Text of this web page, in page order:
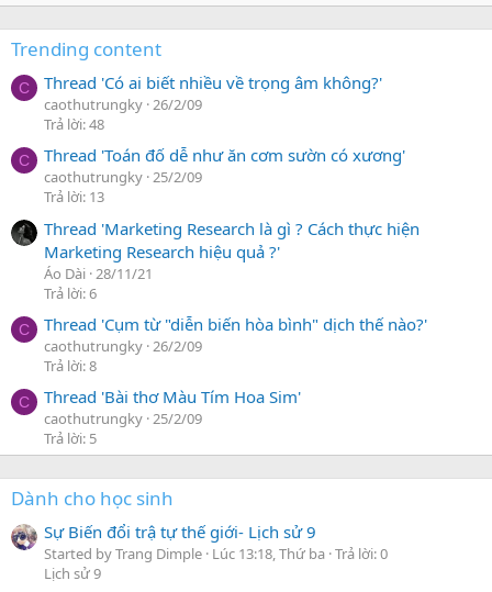
Trending content
C Thread 'Có ai biết nhiều về trọng âm không?'
caothutrungky 26/2/09
Trả lời: 48
C Thread 'Toán đố dễ như ăn cơm sườn có xương'
caothutrungky 25/2/09
Trả lời: 13
Thread 'Marketing Research là gì ? Cách thực hiện
Marketing Research hiệu quả ?'
Áo Dài 28/11/21
Trả lời: 6
C Thread 'Cụm từ "diễn biến hòa bình" dịch thế nào?'
caothutrungky 26/2/09
Trả lời: 8
C Thread 'Bài thơ Màu Tím Hoa Sim'
caothutrungky 25/2/09
Trả lời: 5
Dành cho học sinh
Sự Biến đổi trậ tự thế giới- Lịch sử 9
Started by Trang Dimple Lúc 13:18, Thứ ba Trả lời: 0
Lịch sử 9